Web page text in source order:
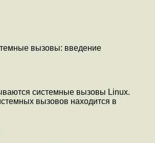
вызовы: введение
системные вызовы Linux.
вызовов находится в